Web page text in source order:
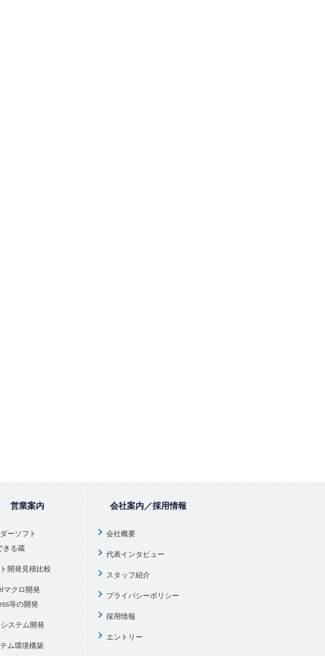
営業案内
ーソフト
きる蔵
開発見積比較
マクロ開発
等の開発
ステム開発
ム環境構築
会社案内／採用情報
会社概要
代表インタビュー
スタッフ紹介
プライバシーポリシー
採用情報
エントリー